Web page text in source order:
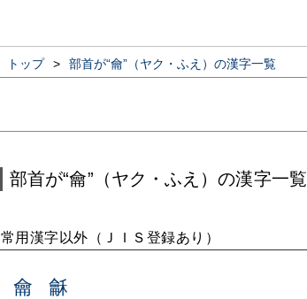
トップ > 部首が“⿕”（ヤク・ふえ）の漢字一覧
部首が“⿕”（ヤク・ふえ）の漢字一覧
常用漢字以外（ＪＩＳ登録あり）
龠 龢